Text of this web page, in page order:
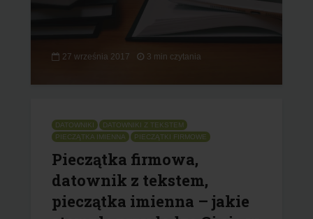
27 września 2017 3 min czytania
DATOWNIKI
DATOWNIKI Z TEKSTEM
PIECZĄTKA IMIENNA
PIECZĄTKI FIRMOWE
Pieczątka firmowa,
datownik z tekstem,
pieczątka imienna – jakie